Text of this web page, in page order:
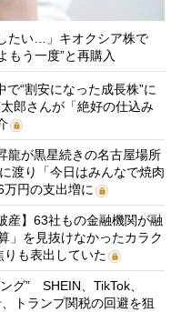
たい…」キオクシア株で
もう一度”と再購入
“割安になった成長株”に
郎さんが「絶好の仕込み
龍が黒星続きの名古屋場所
渡り「今日はみんなで焼肉
円の支出増に
産】63社もの金融機関が融
」を見抜けなかったカラク
も表出していた
グ” SHEIN、TikTok、
トランプ関税の回避を狙